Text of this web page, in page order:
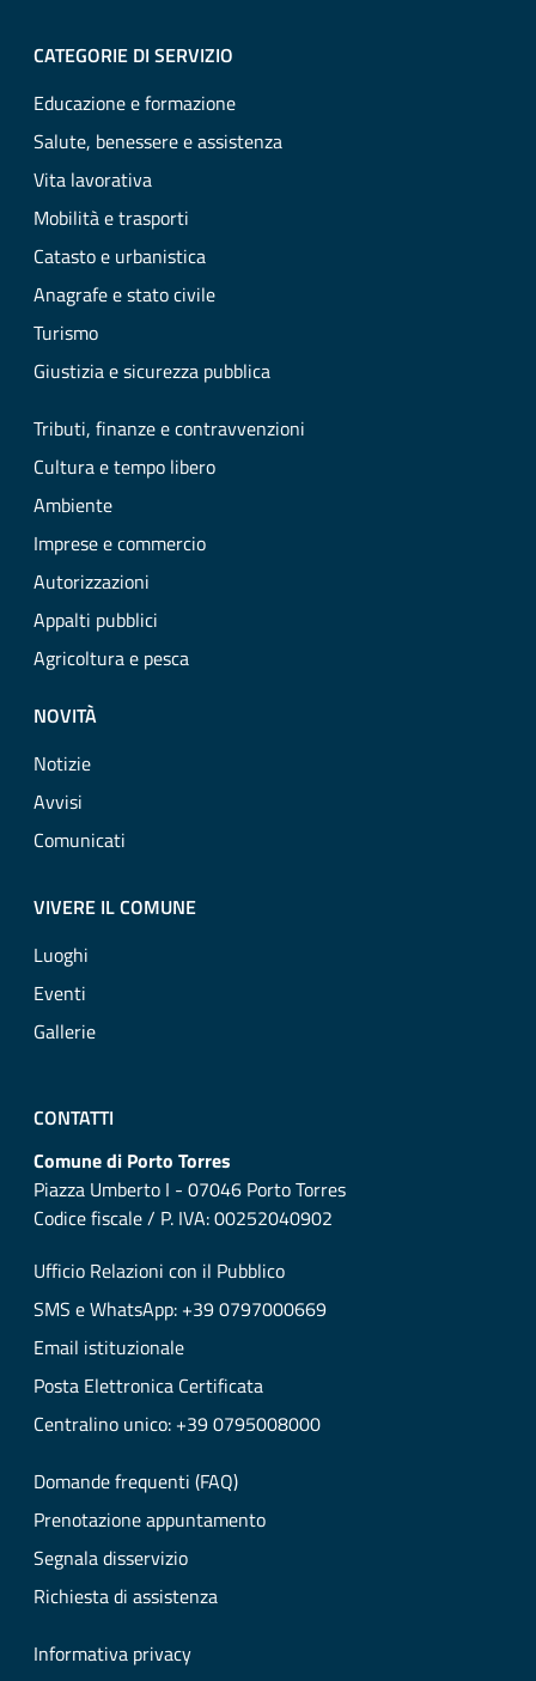
CATEGORIE DI SERVIZIO
Educazione e formazione
Salute, benessere e assistenza
Vita lavorativa
Mobilità e trasporti
Catasto e urbanistica
Anagrafe e stato civile
Turismo
Giustizia e sicurezza pubblica
Tributi, finanze e contravvenzioni
Cultura e tempo libero
Ambiente
Imprese e commercio
Autorizzazioni
Appalti pubblici
Agricoltura e pesca
NOVITÀ
Notizie
Avvisi
Comunicati
VIVERE IL COMUNE
Luoghi
Eventi
Gallerie
CONTATTI
Comune di Porto Torres
Piazza Umberto I - 07046 Porto Torres
Codice fiscale / P. IVA: 00252040902
Ufficio Relazioni con il Pubblico
SMS e WhatsApp: +39 0797000669
Email istituzionale
Posta Elettronica Certificata
Centralino unico: +39 0795008000
Domande frequenti (FAQ)
Prenotazione appuntamento
Segnala disservizio
Richiesta di assistenza
Informativa privacy